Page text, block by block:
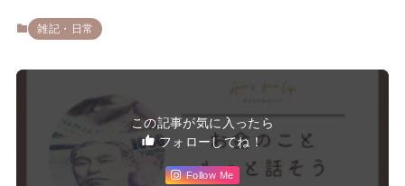
雑記・日常
この記事が気に入ったら
フォローしてね！
Follow Me